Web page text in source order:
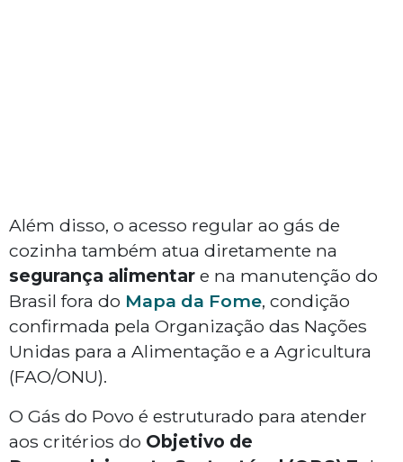
Além disso, o acesso regular ao gás de
cozinha também atua diretamente na
segurança alimentar e na manutenção do
Brasil fora do Mapa da Fome, condição
confirmada pela Organização das Nações
Unidas para a Alimentação e a Agricultura
(FAO/ONU).
O Gás do Povo é estruturado para atender
aos critérios do Objetivo de